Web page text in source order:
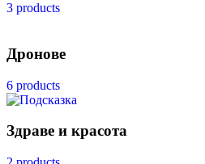
3 products
Дронове
6 products
Здраве и красота